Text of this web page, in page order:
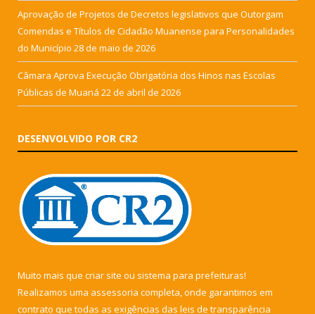
Aprovação de Projetos de Decretos legislativos que Outorgam
Comendas e Títulos de Cidadão Muanense para Personalidades
do Município 28 de maio de 2026
Câmara Aprova Execução Obrigatória dos Hinos nas Escolas
Públicas de Muaná 22 de abril de 2026
DESENVOLVIDO POR CR2
Muito mais que criar site ou sistema para prefeituras!
Realizamos uma assessoria completa, onde garantimos em
contrato que todas as exigências das leis de transparência